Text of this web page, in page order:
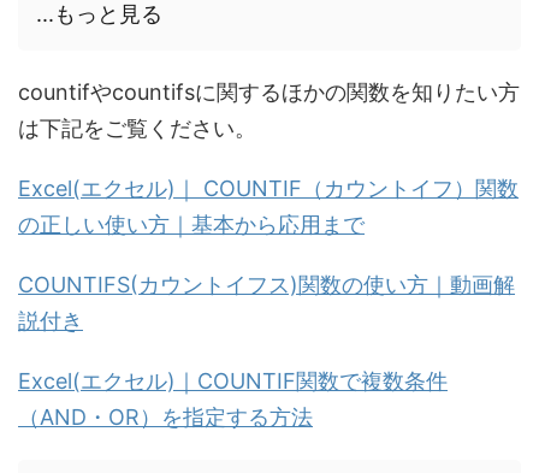
...もっと見る
countifやcountifsに関するほかの関数を知りたい方
は下記をご覧ください。
Excel(エクセル)｜ COUNTIF（カウントイフ）関数
の正しい使い方｜基本から応用まで
COUNTIFS(カウントイフス)関数の使い方｜動画解
説付き
Excel(エクセル)｜COUNTIF関数で複数条件
（AND・OR）を指定する方法